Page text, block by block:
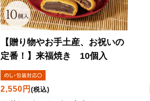
【贈り物やお手土産、お祝いの
定番！】 来福焼き 10個入
2,550円 (税込)